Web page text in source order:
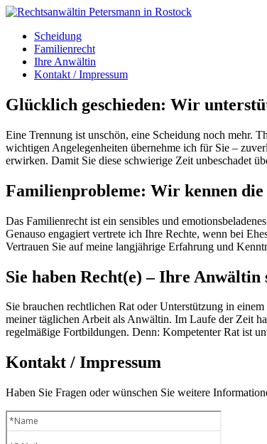
Scheidung
Familienrecht
Ihre Anwältin
Kontakt / Impressum
Glücklich geschieden: Wir
Eine Trennung ist unschön, eine Scheidung noch mehr.
wichtigen Angelegenheiten übernehme ich für Sie –
erwirken. Damit Sie diese schwierige Zeit unbeschadet
Familienprobleme: Wir kennen die
Das Familienrecht ist ein sensibles und
Genauso engagiert vertrete ich Ihre Rechte, wenn bei
Vertrauen Sie auf meine langjährige Erfahrung und
Sie haben Recht(e) – Ihre
Sie brauchen rechtlichen Rat oder Unterstützung in
meiner täglichen Arbeit als Anwältin. Im Laufe der Zeit
regelmäßige Fortbildungen. Denn: Kompetenter Rat ist
Kontakt / Impressum
Haben Sie Fragen oder wünschen Sie weitere